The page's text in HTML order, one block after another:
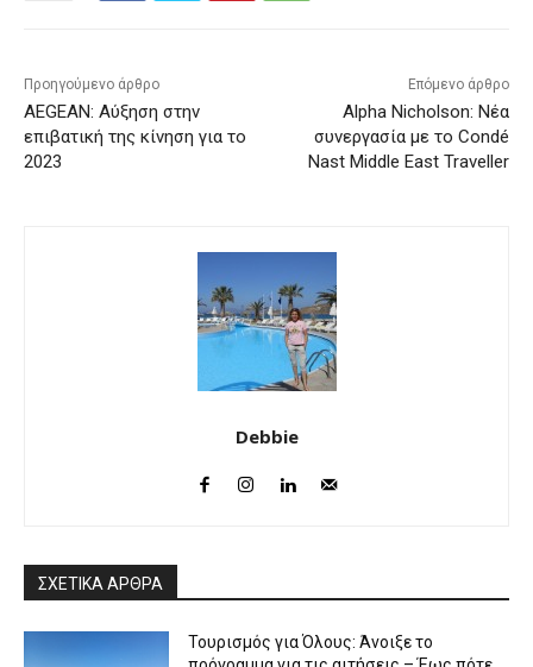
Προηγούμενο άρθρο
AEGEAN: Αύξηση στην
επιβατική της κίνηση για το
2023
Επόμενο άρθρο
Alpha Nicholson: Νέα
συνεργασία με το Condé
Nast Middle East Traveller
Debbie
ΣΧΕΤΙΚΑ ΑΡΘΡΑ
Τουρισμός για Όλους: Άνοιξε το